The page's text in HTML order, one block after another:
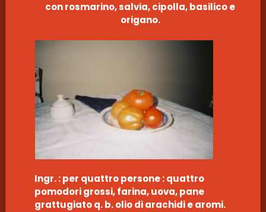
con rosmarino, salvia, cipolla, basilico e
origano.
Ingr. : per quattro persone : quattro
pomodori grossi, farina, uova, pane
grattugiato q. b. olio di arachidi e aromi.